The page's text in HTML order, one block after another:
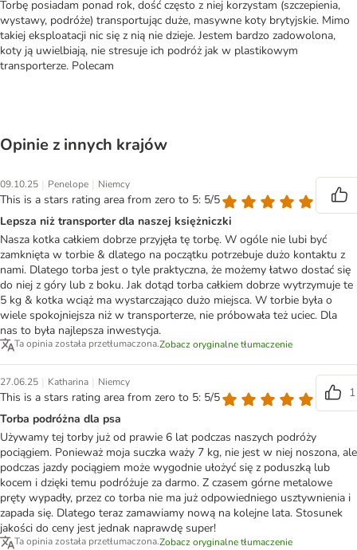
Torbę posiadam ponad rok, dość często z niej korzystam (szczepienia,
wystawy, podróże) transportując duże, masywne koty brytyjskie. Mimo
takiej eksploatacji nic się z nią nie dzieje. Jestem bardzo zadowolona,
koty ją uwielbiają, nie stresuje ich podróż jak w plastikowym
transporterze. Polecam
Opinie z innych krajów
09.10.25 | Penelope | Niemcy
This is a stars rating area from zero to 5: 5/5
Lepsza niż transporter dla naszej księżniczki
Nasza kotka całkiem dobrze przyjęła tę torbę. W ogóle nie lubi być
zamknięta w torbie & dlatego na początku potrzebuje dużo kontaktu z
nami. Dlatego torba jest o tyle praktyczna, że możemy łatwo dostać się
do niej z góry lub z boku. Jak dotąd torba całkiem dobrze wytrzymuje te
5 kg & kotka wciąż ma wystarczająco dużo miejsca. W torbie była o
wiele spokojniejsza niż w transporterze, nie próbowała też uciec. Dla
nas to była najlepsza inwestycja.
Ta opinia została przetłumaczona.Zobacz oryginalne tłumaczenie
27.06.25 | Katharina | Niemcy
This is a stars rating area from zero to 5: 5/5
1
Torba podróżna dla psa
Używamy tej torby już od prawie 6 lat podczas naszych podróży
pociągiem. Ponieważ moja suczka waży 7 kg, nie jest w niej noszona, ale
podczas jazdy pociągiem może wygodnie ułożyć się z poduszką lub
kocem i dzięki temu podróżuje za darmo. Z czasem górne metalowe
pręty wypadły, przez co torba nie ma już odpowiedniego usztywnienia i
zapada się. Dlatego teraz zamawiamy nową na kolejne lata. Stosunek
jakości do ceny jest jednak naprawdę super!
Ta opinia została przetłumaczona.Zobacz oryginalne tłumaczenie